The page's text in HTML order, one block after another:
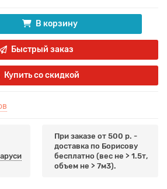
В корзину
Быстрый заказ
Купить со скидкой
При заказе от 500 р. -
доставка по Борисову
бесплатно (вес не > 1.5т,
объем не > 7м3).